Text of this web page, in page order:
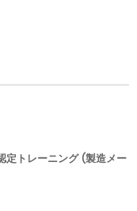
定トレーニング (製造メー